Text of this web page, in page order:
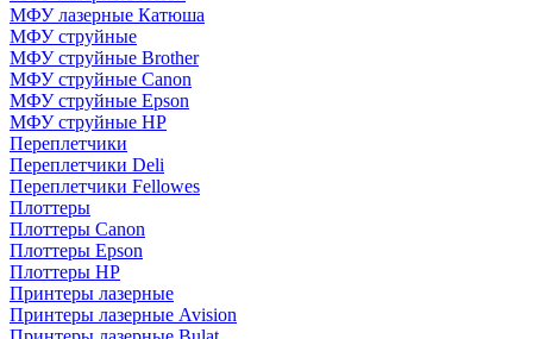
МФУ лазерные Катюша
МФУ струйные
МФУ струйные Brother
МФУ струйные Canon
МФУ струйные Epson
МФУ струйные HP
Переплетчики
Переплетчики Deli
Переплетчики Fellowes
Плоттеры
Плоттеры Canon
Плоттеры Epson
Плоттеры HP
Принтеры лазерные
Принтеры лазерные Avision